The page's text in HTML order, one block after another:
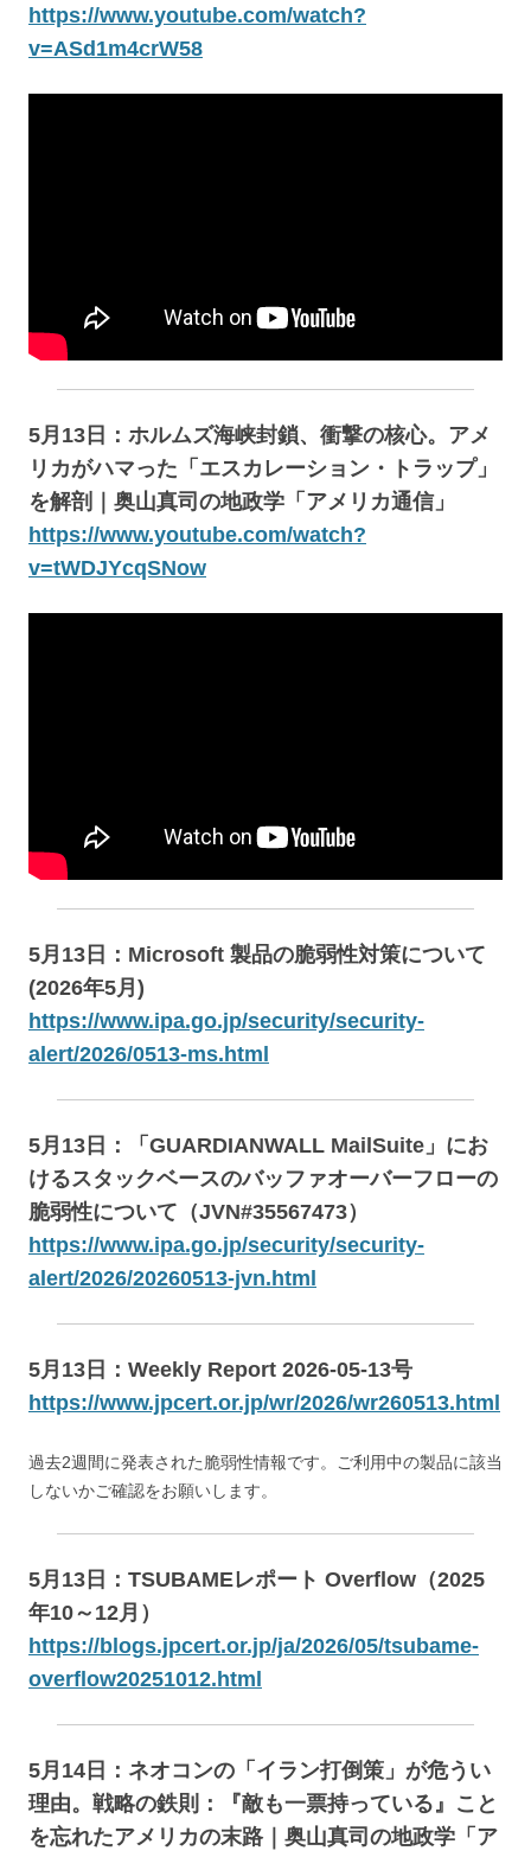
https://www.youtube.com/watch?
v=ASd1m4crW58
5月13日：ホルムズ海峡封鎖、衝撃の核心。アメ
リカがハマった「エスカレーション・トラップ」
を解剖｜奥山真司の地政学「アメリカ通信」
https://www.youtube.com/watch?
v=tWDJYcqSNow
5月13日：Microsoft 製品の脆弱性対策について
(2026年5月)
https://www.ipa.go.jp/security/security-
alert/2026/0513-ms.html
5月13日：「GUARDIANWALL MailSuite」にお
けるスタックベースのバッファオーバーフローの
脆弱性について（JVN#35567473）
https://www.ipa.go.jp/security/security-
alert/2026/20260513-jvn.html
5月13日：Weekly Report 2026-05-13号
https://www.jpcert.or.jp/wr/2026/wr260513.html
過去2週間に発表された脆弱性情報です。ご利用中の製品に該当
しないかご確認をお願いします。
5月13日：TSUBAMEレポート Overflow（2025
年10～12月）
https://blogs.jpcert.or.jp/ja/2026/05/tsubame-
overflow20251012.html
5月14日：ネオコンの「イラン打倒策」が危うい
理由。戦略の鉄則：『敵も一票持っている』こと
を忘れたアメリカの末路｜奥山真司の地政学「ア